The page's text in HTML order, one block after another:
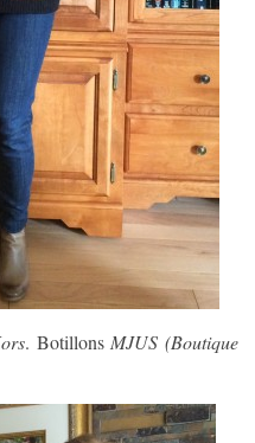
. Botillons MJUS (Boutique